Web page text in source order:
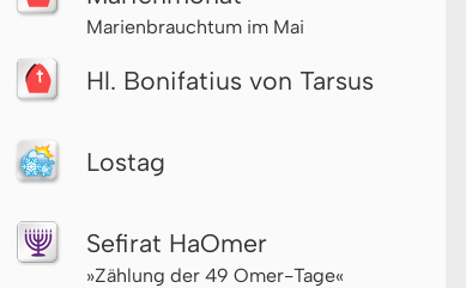
Marienbrauchtum im Mai
Hl. Bonifatius von Tarsus
Lostag
Sefirat HaOmer
»Zählung der 49 Omer-Tage«